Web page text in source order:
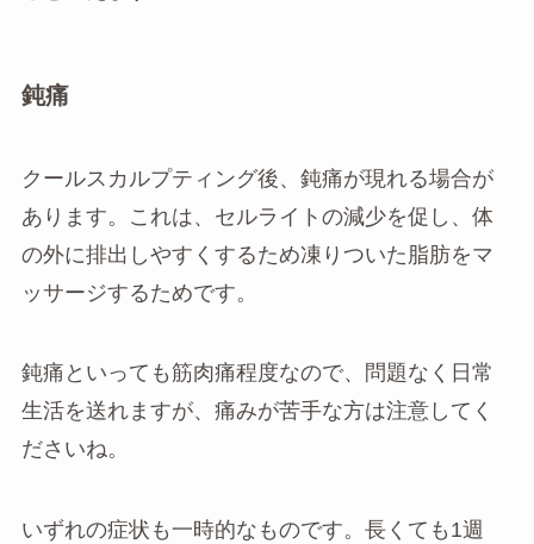
鈍痛
クールスカルプティング後、鈍痛が現れる場合が
あります。これは、セルライトの減少を促し、体
の外に排出しやすくするため凍りついた脂肪をマ
ッサージするためです。
鈍痛といっても筋肉痛程度なので、問題なく日常
生活を送れますが、痛みが苦手な方は注意してく
ださいね。
いずれの症状も一時的なものです。長くても1週